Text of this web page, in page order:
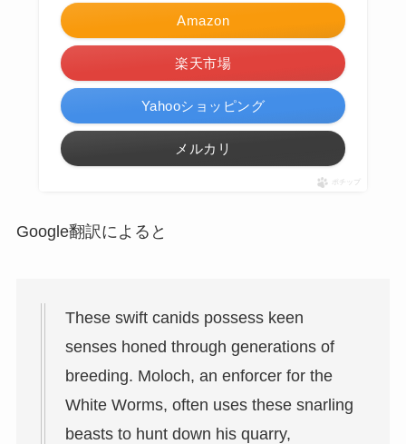
Amazon
楽天市場
Yahooショッピング
メルカリ
ポチップ
Google翻訳によると
These swift canids possess keen
senses honed through generations of
breeding. Moloch, an enforcer for the
White Worms, often uses these snarling
beasts to hunt down his quarry,